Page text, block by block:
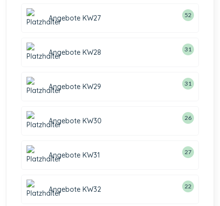
Angebote KW27 52
Angebote KW28 31
Angebote KW29 31
Angebote KW30 26
Angebote KW31 27
Angebote KW32 22